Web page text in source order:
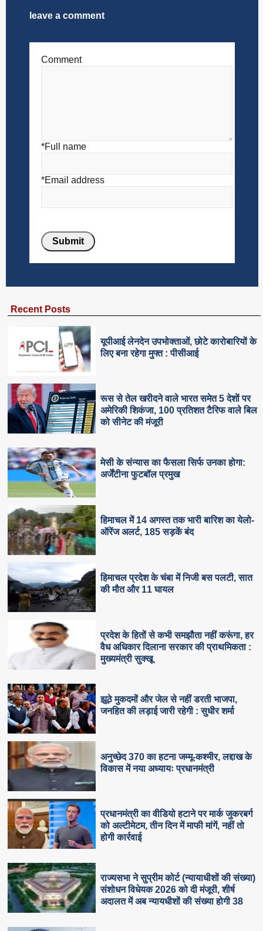
leave a comment
Comment
*Full name
*Email address
Recent Posts
यूपीआई लेनदेन उपभोक्ताओं, छोटे कारोबारियों के
लिए बना रहेगा मुफ्त : पीसीआई
रूस से तेल खरीदने वाले भारत समेत 5 देशाें पर
अमेरिकी शिकंजा, 100 प्रतिशत टैरिफ वाले बिल
को सीनेट की मंजूरी
मेसी के संन्यास का फैसला सिर्फ उनका होगा:
अर्जेंटीना फुटबॉल प्रमुख
हिमाचल में 14 अगस्त तक भारी बारिश का येलो-
ऑरेंज अलर्ट, 185 सड़कें बंद
हिमाचल प्रदेश के चंबा में निजी बस पलटी, सात
की मौत और 11 घायल
प्रदेश के हितों से कभी समझौता नहीं करूंगा, हर
वैध अधिकार दिलाना सरकार की प्राथमिकता :
मुख्यमंत्री सुक्खू
झूठे मुकदमों और जेल से नहीं डरती भाजपा,
जनहित की लड़ाई जारी रहेगी : सुधीर शर्मा
अनुच्छेद 370 का हटना जम्मू-कश्मीर, लद्दाख के
विकास में नया अध्यायः प्रधानमंत्री
प्रधानमंत्री का वीडियो हटाने पर मार्क जुकरबर्ग
को अल्टीमेटम, तीन दिन में माफी मांगें, नहीं तो
होगी कार्रवाई
राज्यसभा ने सुप्रीम कोर्ट (न्यायाधीशों की संख्या)
संशोधन विधेयक 2026 को दी मंजूरी, शीर्ष
अदालत में अब न्यायधीशों की संख्या होगी 38